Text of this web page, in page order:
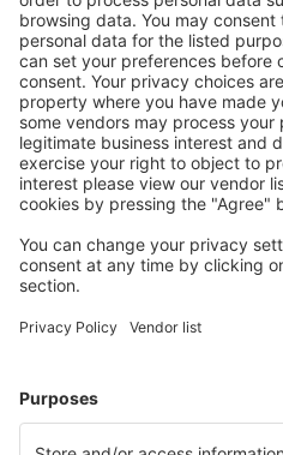
Suunnittele matkasi
Halvat lennot
Kaupunkilomat
Lomamatkat
Majoitus
Lento+Hotelli
Hotellit
Kuljetukset
Lue lisää